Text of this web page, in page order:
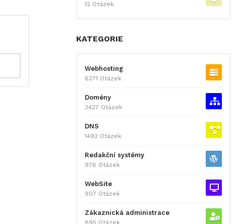
12 Otázek
KATEGORIE
Webhosting
6271 Otázek
Domény
3427 Otázek
DNS
1492 Otázek
Redakční systémy
976 Otázek
WebSite
907 Otázek
Zákaznická administrace
895 Otázek